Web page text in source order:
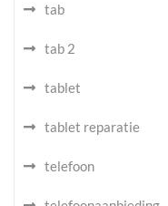
tab
tab 2
tablet
tablet reparatie
telefoon